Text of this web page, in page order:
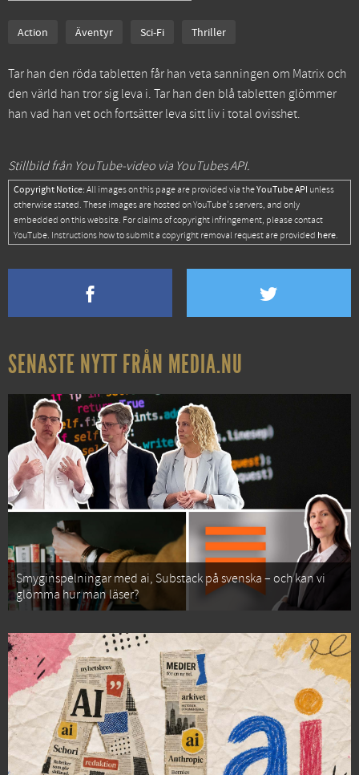
Action Äventyr Sci-Fi Thriller
Tar han den röda tabletten får han veta sanningen om Matrix och
den värld han tror sig leva i. Tar han den blå tabletten glömmer
han vad han vet och fortsätter leva sitt liv i total ovisshet.
Stillbild från YouTube-video via YouTubes API.
Copyright Notice: All images on this page are provided via theYouTube API unless
otherwise stated. These images are hosted on YouTube's servers, and only
embedded on this website. For claims of copyright infringement, please contact
YouTube. Instructions how to submit a copyright removal request are provided here.
SENASTE NYTT FRÅN MEDIA.NU
Smyginspelningar med ai, Substack på svenska – och kan vi
glömma hur man läser?